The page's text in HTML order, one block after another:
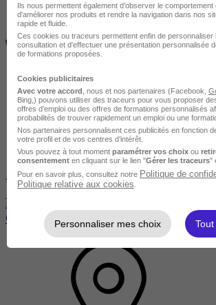
Avis du centre
Bachelor Responsable Commercial
Commerce International
Ils nous permettent également d’observer le
d'améliorer nos produits et rendre la navigation dans nos
rapide et fluide.
Ces cookies ou traceurs permettent enfin de personnaliser
consultation et d'effectuer une présentation personnalisée
de formations proposées.
Cookies publicitaires
Avec votre accord , nous et nos partenaires (Facebook,
Bing,) pouvons utiliser des traceurs pour vous proposer
offres d’emploi ou des offres de formations personnalisés
probabilités de trouver rapidement un emploi ou une
Nos partenaires personnalisent ces publicités en fonction
votre profil et de vos centres d’intérêt.
Vous pouvez à tout moment paramétrer vos choix ou
consentement en cliquant sur le lien "Gérer les traceurs"
Pour en savoir plus, consultez notre Politique de
Politique relative aux cookies
Personnaliser mes choix